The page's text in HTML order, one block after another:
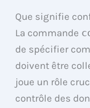
Que signifie
La commande
de spécifier
doivent être
joue un rôle
contrôle des